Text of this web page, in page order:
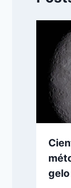
gelo